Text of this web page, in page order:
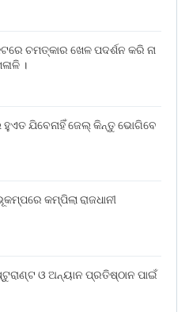
ଚମତ୍କାର ଖେଳ ପଦର୍ଶନ କରି ନା
।
ଯିବେନାହିଁ ଜେଲ୍ କିନ୍ତୁ ଭୋଗିବେ
କମ୍ପିଲା ରାଜଧାନୀ
ଓ ଅନ୍ୟାନ ପ୍ରତିଷ୍ଠାନ ପାଇଁ